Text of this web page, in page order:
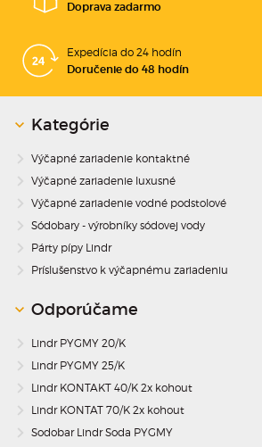
Doprava zadarmo
Expedícia do 24 hodín
Doručenie do 48 hodín
Kategórie
Výčapné zariadenie kontaktné
Výčapné zariadenie luxusné
Výčapné zariadenie vodné podstolové
Sódobary - výrobníky sódovej vody
Párty pípy Lindr
Príslušenstvo k výčapnému zariadeniu
Odporúčame
Lindr PYGMY 20/K
Lindr PYGMY 25/K
Lindr KONTAKT 40/K 2x kohout
Lindr KONTAT 70/K 2x kohout
Sodobar Lindr Soda PYGMY